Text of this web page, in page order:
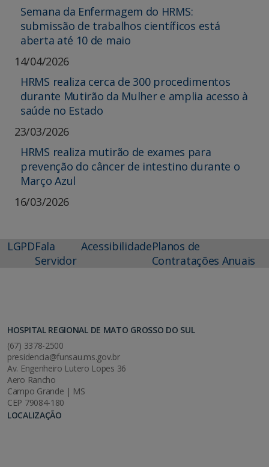
Semana da Enfermagem do HRMS:
submissão de trabalhos científicos está
aberta até 10 de maio
14/04/2026
HRMS realiza cerca de 300 procedimentos
durante Mutirão da Mulher e amplia acesso à
saúde no Estado
23/03/2026
HRMS realiza mutirão de exames para
prevenção do câncer de intestino durante o
Março Azul
16/03/2026
LGPDFala
Servidor
AcessibilidadePlanos de
Contratações Anuais
HOSPITAL REGIONAL DE MATO GROSSO DO SUL
(67) 3378-2500
presidencia@funsau.ms.gov.br
Av. Engenheiro Lutero Lopes 36
Aero Rancho
Campo Grande | MS
CEP 79084-180
LOCALIZAÇÃO